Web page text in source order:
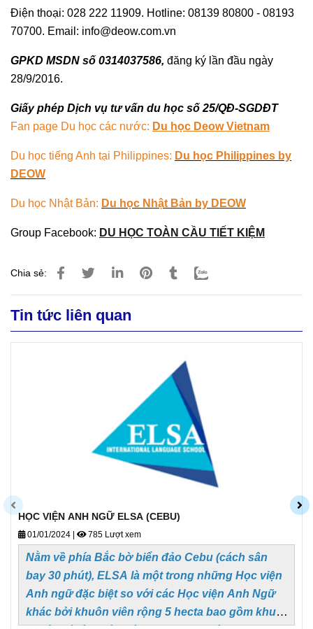
Điện thoại: 028 222 11909. Hotline: 08139 80800 - 08193
70700. Email: info@deow.com.vn
GPKD MSDN số 0314037586, đăng ký lần đầu ngày
28/9/2016.
Giấy phép Dịch vụ tư vấn du học số 25/QĐ-SGDĐT
Fan page Du học các nước: Du học Deow Vietnam
Du học tiếng Anh tại Philippines: Du học Philippines by
DEOW
Du học Nhật Bản: Du học Nhật Bản by DEOW
Group Facebook: DU HỌC TOÀN CẦU TIẾT KIỆM
Chia sẻ:
Tin tức liên quan
HỌC VIỆN ANH NGỮ ELSA (CEBU)
01/01/2024 785 Lượt xem
Nằm về phía Bắc bờ biển đảo Cebu (cách sân
bay 30 phút), ELSA là một trong những Học viện
Anh ngữ đặc biệt so với các Học viện Anh Ngữ
khác bởi khuôn viên rộng 5 hecta bao gồm khu